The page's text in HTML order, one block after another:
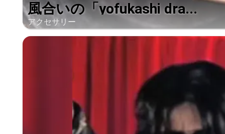
風合いの「yofukashi dra...
アクセサリー